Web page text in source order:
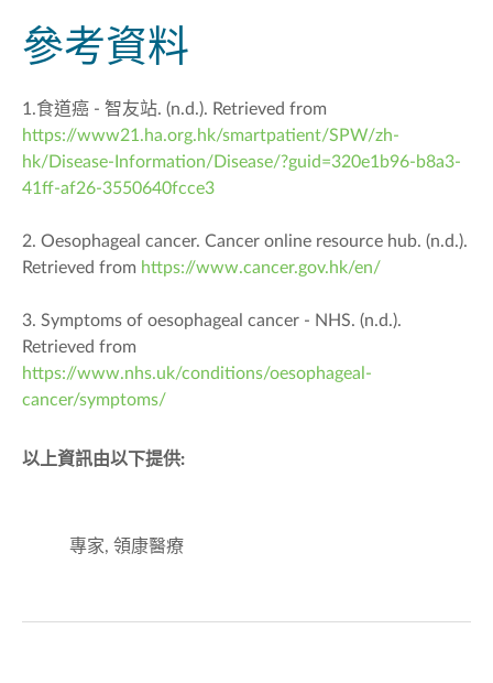
參考資料
1.食道癌 - 智友站. (n.d.). Retrieved from
https://www21.ha.org.hk/smartpatient/SPW/zh-
hk/Disease-Information/Disease/?guid=320e1b96-b8a3-
41ff-af26-3550640fcce3
2. Oesophageal cancer. Cancer online resource hub. (n.d.).
Retrieved from https://www.cancer.gov.hk/en/
3. Symptoms of oesophageal cancer - NHS. (n.d.).
Retrieved from
https://www.nhs.uk/conditions/oesophageal-
cancer/symptoms/
以上資訊由以下提供:
專家, 領康醫療